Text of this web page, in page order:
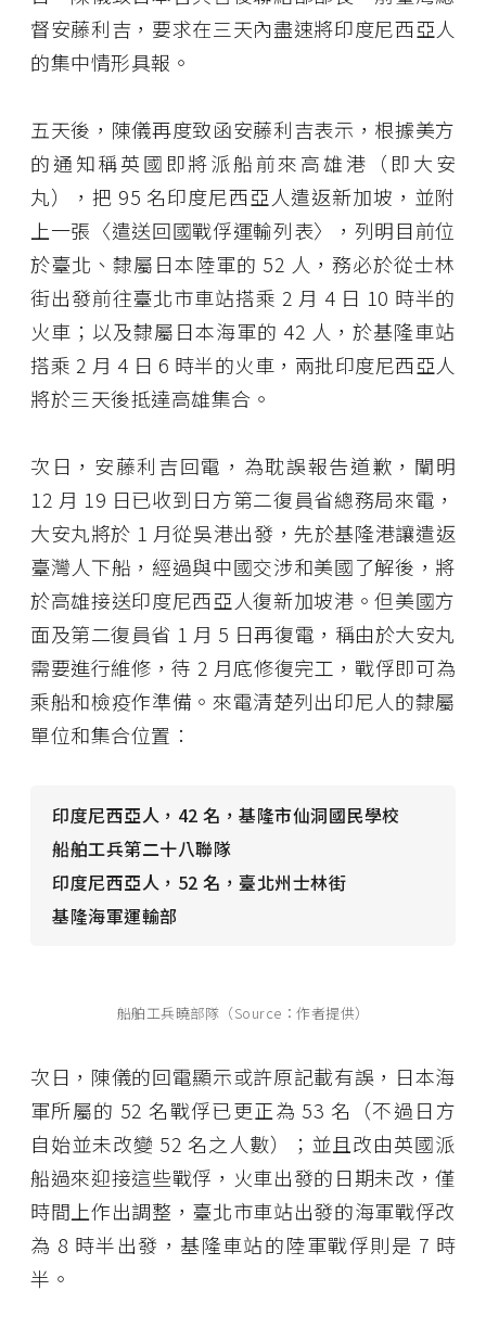
督安藤利吉，要求在三天內盡速將印度尼西亞人
的集中情形具報。
五天後，陳儀再度致函安藤利吉表示，根據美方
的通知稱英國即將派船前來高雄港（即大安
丸），把 95 名印度尼西亞人遣返新加坡，並附
上一張〈遣送回國戰俘運輸列表〉，列明目前位
於臺北、隸屬日本陸軍的 52 人，務必於從士林
街出發前往臺北市車站搭乘 2 月 4 日 10 時半的
火車；以及隸屬日本海軍的 42 人，於基隆車站
搭乘 2 月 4 日 6 時半的火車，兩批印度尼西亞人
將於三天後抵達高雄集合。
次日，安藤利吉回電，為耽誤報告道歉，闡明
12 月 19 日已收到日方第二復員省總務局來電，
大安丸將於 1 月從吳港出發，先於基隆港讓遣返
臺灣人下船，經過與中國交涉和美國了解後，將
於高雄接送印度尼西亞人復新加坡港。但美國方
面及第二復員省 1 月 5 日再復電，稱由於大安丸
需要進行維修，待 2 月底修復完工，戰俘即可為
乘船和檢疫作準備。來電清楚列出印尼人的隸屬
單位和集合位置：
印度尼西亞人，42 名，基隆市仙洞國民學校
船舶工兵第二十八聯隊
印度尼西亞人，52 名，臺北州士林街
基隆海軍運輸部
船舶工兵曉部隊（Source：作者提供）
次日，陳儀的回電顯示或許原記載有誤，日本海
軍所屬的 52 名戰俘已更正為 53 名（不過日方
自始並未改變 52 名之人數）；並且改由英國派
船過來迎接這些戰俘，火車出發的日期未改，僅
時間上作出調整，臺北市車站出發的海軍戰俘改
為 8 時半出發，基隆車站的陸軍戰俘則是 7 時
半。